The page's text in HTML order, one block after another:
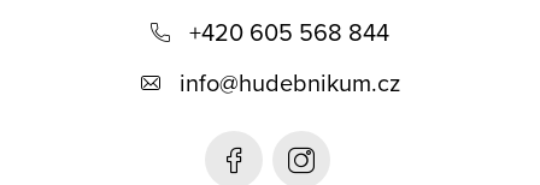
+420 605 568 844
info@hudebnikum.cz